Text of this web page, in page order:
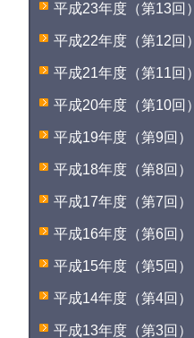
平成23年度（第13回）
平成22年度（第12回）
平成21年度（第11回）
平成20年度（第10回）
平成19年度（第9回）
平成18年度（第8回）
平成17年度（第7回）
平成16年度（第6回）
平成15年度（第5回）
平成14年度（第4回）
平成13年度（第3回）